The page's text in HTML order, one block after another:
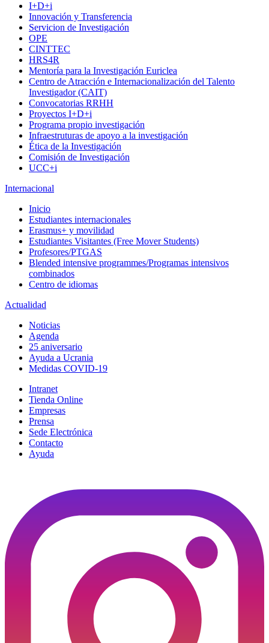
I+D+i
Innovación y Transferencia
Servicion de Investigación
OPE
CINTTEC
HRS4R
Mentoría para la Investigación Euriclea
Centro de Atracción e Internacionalización del Talento
Investigador (CAIT)
Convocatorias RRHH
Proyectos I+D+i
Programa propio investigación
Infraestruturas de apoyo a la investigación
Ética de la Investigación
Comisión de Investigación
UCC+i
Internacional
Inicio
Estudiantes internacionales
Erasmus+ y movilidad
Estudiantes Visitantes (Free Mover Students)
Profesores/PTGAS
Blended intensive programmes/Programas intensivos
combinados
Centro de idiomas
Actualidad
Noticias
Agenda
25 aniversario
Ayuda a Ucrania
Medidas COVID-19
Intranet
Tienda Online
Empresas
Prensa
Sede Electrónica
Contacto
Ayuda